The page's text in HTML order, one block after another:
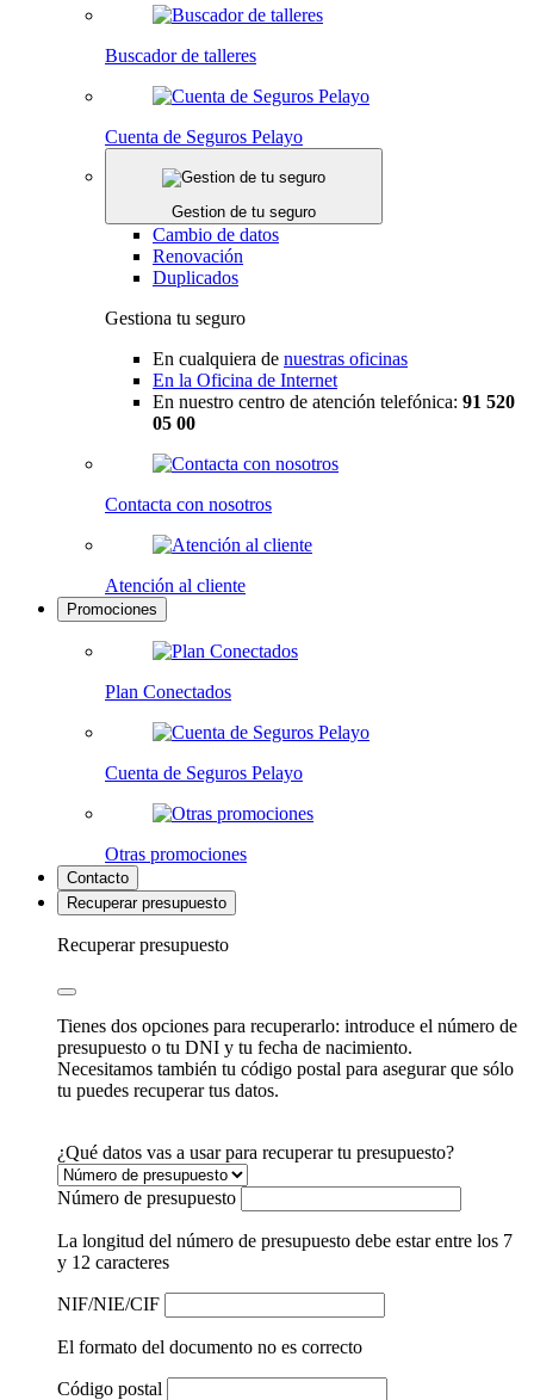
Buscador de talleres
Cuenta de Seguros Pelayo
Gestion de tu seguro
Cambio de datos
Renovación
Duplicados
Gestiona tu seguro
En cualquiera de nuestras oficinas
En la Oficina de Internet
En nuestro centro de atención telefónica: 91 520
05 00
Contacta con nosotros
Atención al cliente
Promociones
Plan Conectados
Cuenta de Seguros Pelayo
Otras promociones
Contacto
Recuperar presupuesto
Recuperar presupuesto
Tienes dos opciones para recuperarlo: introduce el número de
presupuesto o tu DNI y tu fecha de nacimiento.
Necesitamos también tu código postal para asegurar que sólo
tu puedes recuperar tus datos.
¿Qué datos vas a usar para recuperar tu presupuesto?
Número de presupuesto
La longitud del número de presupuesto debe estar entre los 7
y 12 caracteres
NIF/NIE/CIF
El formato del documento no es correcto
Código postal